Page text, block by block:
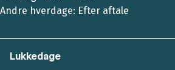
Andre hverdage: Efter aftale
Lukkedage